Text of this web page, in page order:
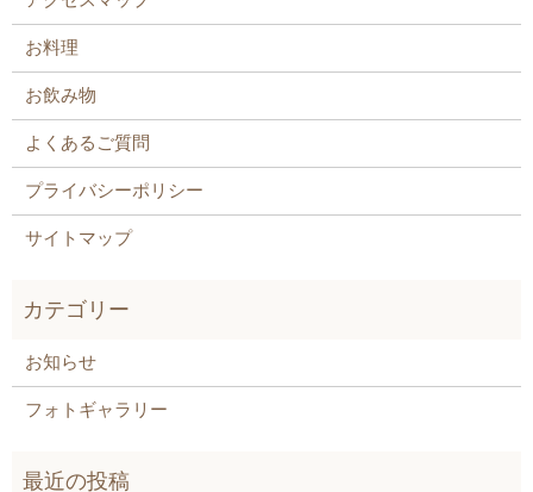
お料理
お飲み物
よくあるご質問
プライバシーポリシー
サイトマップ
お知らせ
フォトギャラリー